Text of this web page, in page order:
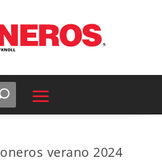
verano 2024